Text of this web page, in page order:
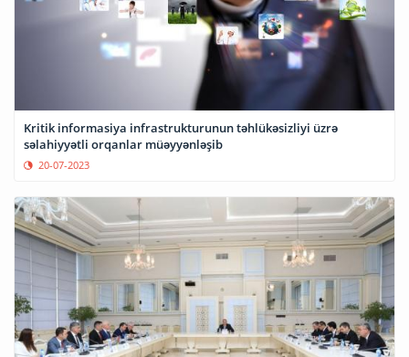
Kritik informasiya infrastrukturunun təhlükəsizliyi üzrə
səlahiyyətli orqanlar müəyyənləşib
20-07-2023